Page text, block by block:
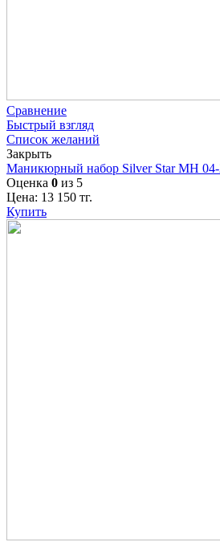
Сравнение
Быстрый взгляд
Список желаний
Закрыть
Маникюрный набор Silver Star МН
Оценка 0 из 5
Цена: 13 150 тг.
Купить